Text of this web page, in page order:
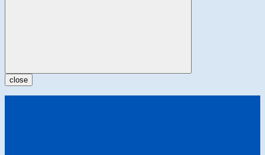
close